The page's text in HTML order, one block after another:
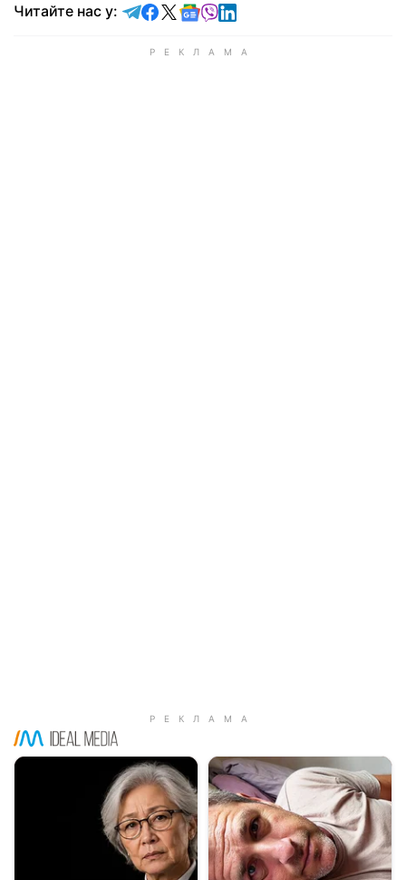
Читайте нас у: Читайте у Telegram
Читайте у Facebook
Читайте у X
Читайте у Google news
Читайте у Viber
Читайте у LinkedIn